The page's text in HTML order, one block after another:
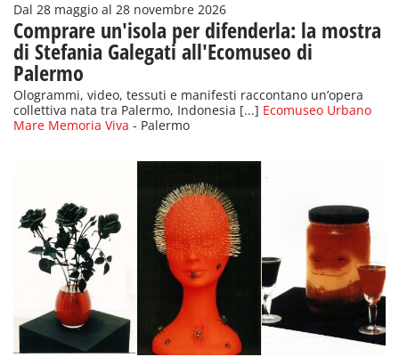
Dal 28 maggio al 28 novembre 2026
Comprare un'isola per difenderla: la mostra
di Stefania Galegati all'Ecomuseo di
Palermo
Ologrammi, video, tessuti e manifesti raccontano un’opera
collettiva nata tra Palermo, Indonesia [...] Ecomuseo Urbano
Mare Memoria Viva - Palermo